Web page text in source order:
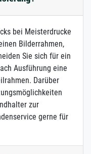
bei Meisterdrucke
Bilderrahmen,
Sie sich für ein
Ausführung eine
Darüber
zur
gerne für